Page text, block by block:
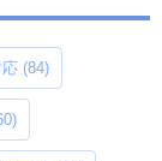
(84)